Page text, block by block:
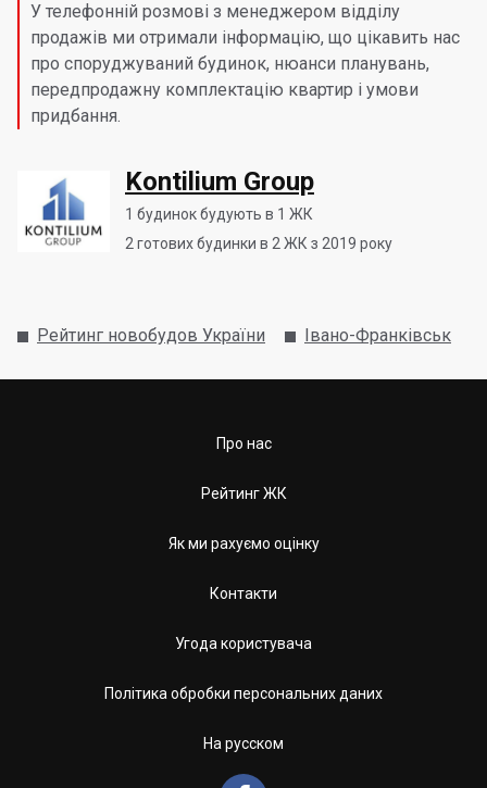
У телефонній розмові з менеджером відділу
продажів ми отримали інформацію, що цікавить нас
про споруджуваний будинок, нюанси планувань,
передпродажну комплектацію квартир і умови
придбання.
Kontilium Group
1 будинок будують в 1 ЖК
2 готових будинки в 2 ЖК з 2019 року
Рейтинг новобудов України Івано-Франківськ
Про нас
Рейтинг ЖК
Як ми рахуємо оцінку
Контакти
Угода користувача
Політика обробки персональних даних
На русском